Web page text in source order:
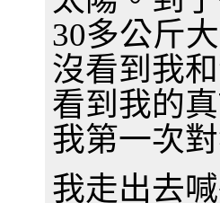
30多公斤
沒看到我
看到我的
我第一次
我走出去